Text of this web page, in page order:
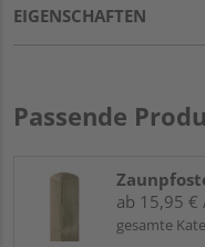
EIGENSCHAFTEN
Passende
ab 15,95 €
gesamte